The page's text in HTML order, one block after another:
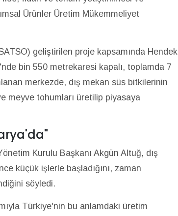
Ürünler Üretim Mükemmeliyet
geliştirilen proje kapsamında Hendek
bin 550 metrekaresi kapalı, toplamda 7
merkezde, dış mekan süs bitkilerinin
meyve tohumları üretilip piyasaya
Kurulu Başkanı Akgün Altuğ, dış
küçük işlerle başladığını, zaman
söyledi.
Türkiye'nin bu anlamdaki üretim